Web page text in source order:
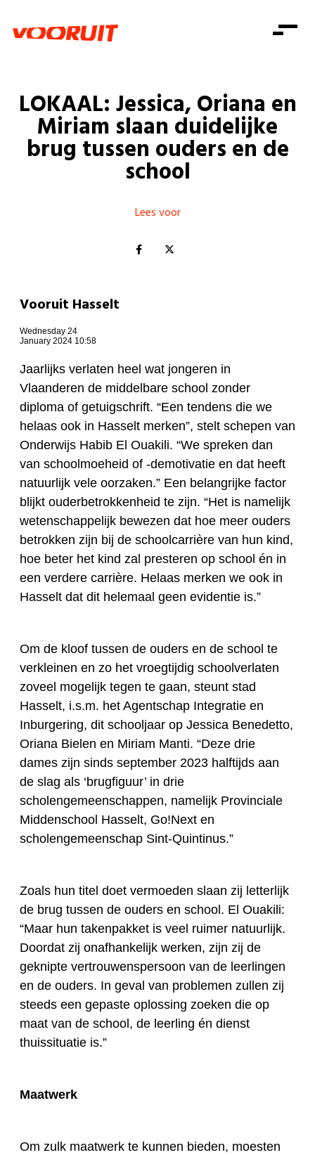
Zorg
Gelijke kansen
Welzijn
Kinderen en jongeren
Onze mensen
Standpunten
Vacatures
Doe mee
Doe mee
Word lid
Shop
Zoeken
Login
Login
LOKAAL: Jessica, Oriana en
Miriam slaan duidelijke
brug tussen ouders en de
school
Lees voor
Vooruit Hasselt
Wednesday 24
January 2024 10:58
Jaarlijks verlaten heel wat jongeren in
Vlaanderen de middelbare school zonder
diploma of getuigschrift. “Een tendens die we
helaas ook in Hasselt merken”, stelt schepen van
Onderwijs Habib El Ouakili. “We spreken dan
van schoolmoeheid of -demotivatie en dat heeft
natuurlijk vele oorzaken.” Een belangrijke factor
blijkt ouderbetrokkenheid te zijn. “Het is namelijk
wetenschappelijk bewezen dat hoe meer ouders
betrokken zijn bij de schoolcarrière van hun kind,
hoe beter het kind zal presteren op school én in
een verdere carrière. Helaas merken we ook in
Hasselt dat dit helemaal geen evidentie is.”
Om de kloof tussen de ouders en de school te
verkleinen en zo het vroegtijdig schoolverlaten
zoveel mogelijk tegen te gaan, steunt stad
Hasselt, i.s.m. het Agentschap Integratie en
Inburgering, dit schooljaar op Jessica Benedetto,
Oriana Bielen en Miriam Manti. “Deze drie
dames zijn sinds september 2023 halftijds aan
de slag als ‘brugfiguur’ in drie
scholengemeenschappen, namelijk Provinciale
Middenschool Hasselt, Go!Next en
scholengemeenschap Sint-Quintinus.”
Zoals hun titel doet vermoeden slaan zij letterlijk
de brug tussen de ouders en school. El Ouakili:
“Maar hun takenpakket is veel ruimer natuurlijk.
Doordat zij onafhankelijk werken, zijn zij de
geknipte vertrouwenspersoon van de leerlingen
en de ouders. In geval van problemen zullen zij
steeds een gepaste oplossing zoeken die op
maat van de school, de leerling én dienst
thuissituatie is.”
Maatwerk
Om zulk maatwerk te kunnen bieden, moesten